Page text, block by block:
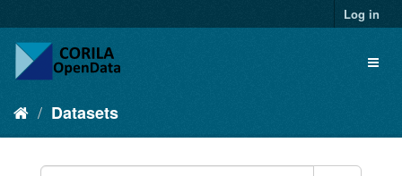
Log in
Datasets